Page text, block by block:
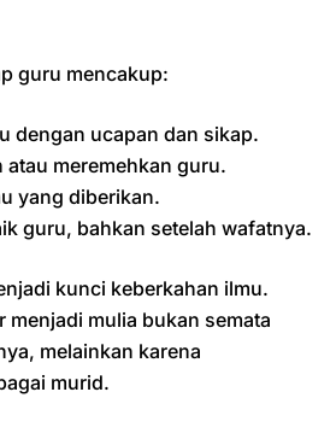
guru mencakup:
dengan ucapan dan sikap.
atau meremehkan guru.
yang diberikan.
guru, bahkan setelah wafatnya.
kunci keberkahan ilmu.
menjadi mulia bukan semata
melainkan karena
murid.